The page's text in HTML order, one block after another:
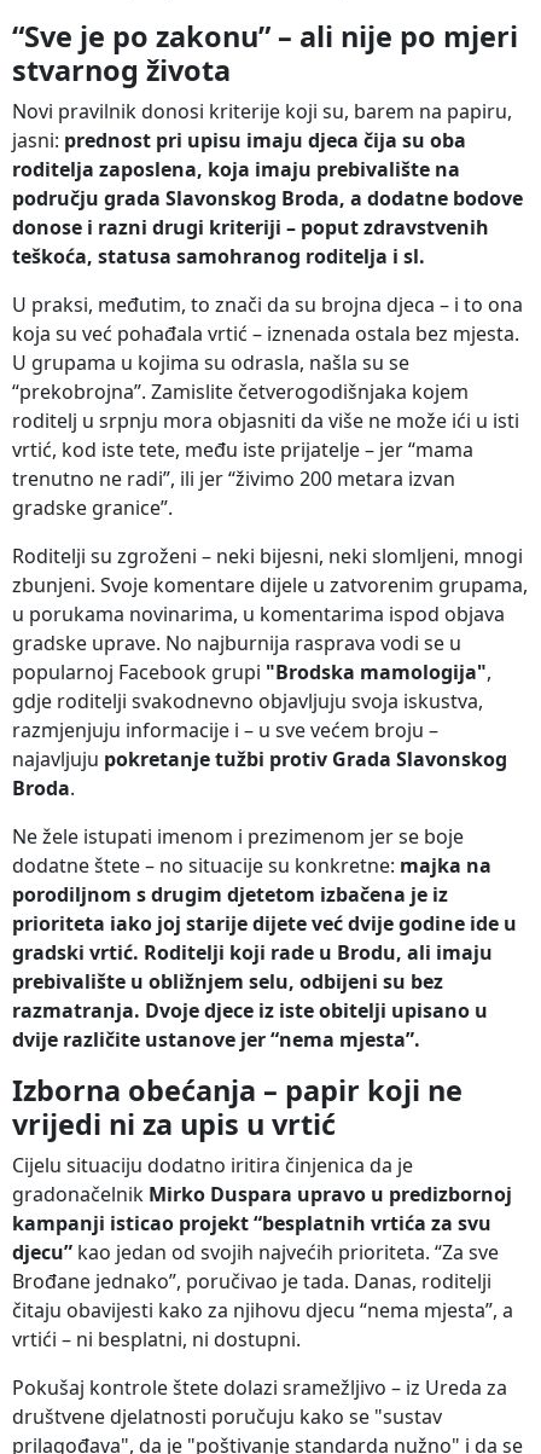
“Sve je po zakonu” – ali nije po mjeri
stvarnog života
Novi pravilnik donosi kriterije koji su, barem na papiru,
jasni: prednost pri upisu imaju djeca čija su oba
roditelja zaposlena, koja imaju prebivalište na
području grada Slavonskog Broda, a dodatne bodove
donose i razni drugi kriteriji – poput zdravstvenih
teškoća, statusa samohranog roditelja i sl.
U praksi, međutim, to znači da su brojna djeca – i to ona
koja su već pohađala vrtić – iznenada ostala bez mjesta.
U grupama u kojima su odrasla, našla su se
“prekobrojna”. Zamislite četverogodišnjaka kojem
roditelj u srpnju mora objasniti da više ne može ići u isti
vrtić, kod iste tete, među iste prijatelje – jer “mama
trenutno ne radi”, ili jer “živimo 200 metara izvan
gradske granice”.
Roditelji su zgroženi – neki bijesni, neki slomljeni, mnogi
zbunjeni. Svoje komentare dijele u zatvorenim grupama,
u porukama novinarima, u komentarima ispod objava
gradske uprave. No najburnija rasprava vodi se u
popularnoj Facebook grupi "Brodska mamologija",
gdje roditelji svakodnevno objavljuju svoja iskustva,
razmjenjuju informacije i – u sve većem broju –
najavljuju pokretanje tužbi protiv Grada Slavonskog
Broda.
Ne žele istupati imenom i prezimenom jer se boje
dodatne štete – no situacije su konkretne: majka na
porodiljnom s drugim djetetom izbačena je iz
prioriteta iako joj starije dijete već dvije godine ide u
gradski vrtić. Roditelji koji rade u Brodu, ali imaju
prebivalište u obližnjem selu, odbijeni su bez
razmatranja. Dvoje djece iz iste obitelji upisano u
dvije različite ustanove jer “nema mjesta”.
Izborna obećanja – papir koji ne
vrijedi ni za upis u vrtić
Cijelu situaciju dodatno iritira činjenica da je
gradonačelnik Mirko Duspara upravo u predizbornoj
kampanji isticao projekt “besplatnih vrtića za svu
djecu” kao jedan od svojih najvećih prioriteta. “Za sve
Brođane jednako”, poručivao je tada. Danas, roditelji
čitaju obavijesti kako za njihovu djecu “nema mjesta”, a
vrtići – ni besplatni, ni dostupni.
Pokušaj kontrole štete dolazi sramežljivo – iz Ureda za
društvene djelatnosti poručuju kako se "sustav
prilagođava", da je "poštivanje standarda nužno" i da se